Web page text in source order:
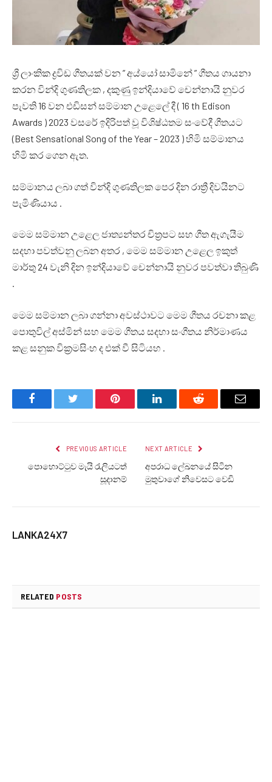
ශ්‍රී ලාංකික ද්‍රවිඩ ගීතයක් වන ” අය්යෝ සාමිනේ ” ගීතය ගායනා
කරන වින්දි ගුණතිලක , දකුණු ඉන්දියාවේ චෙන්නායි නුවර
පැවති 16 වන එඩිසන් සම්මාන උළෙලේ දී ( 16 th Edison
Awards ) 2023 වසරේ ඉදිරිපත් වූ විශිෂ්ඨතම සංවේදී ගීතයට
(Best Sensational Song of the Year – 2023 ) හිමි සම්මානය
හිමි කර ගෙන ඇත.
සම්මානය ලබා ගත් වින්දි ගුණතිලක පෙර දින රාත්‍රී දිවයිනට
පැමිණියාය .
මෙම සම්මාන උළෙල ජාත්‍යන්තර චිත්‍රපට සහ ගීත ඇගැයීම
සදහා පවත්වනු ලබන අතර , මෙම සම්මාන උළෙල ඉකුත්
මාර්තු 24 වැනි දින ඉන්දියාවේ චෙන්නායි නුවර පවත්වා තිබුණි
.
මෙම සම්මාන ලබා ගන්නා අවස්ථාවට මෙම ගීතය රචනා කළ
පොතුවිල් අස්මින් සහ මෙම ගීතය සදහා සංගීත‍ය නිර්මාණය
කළ සනුක වික්‍රමසිංහ ද එක් වී සිටියහ .
FacebookTwitter Pinterest LinkedInReddit Email
PREVIOUS ARTICLE
පොහොට්ටුව මැයි රැලියටත්
සූදානම්
NEXT ARTICLE
අපරාධ ලේඛනයේ සිටින
මුතුවාගේ නිවෙසට වෙඩි
LANKA24X7
RELATED POSTS